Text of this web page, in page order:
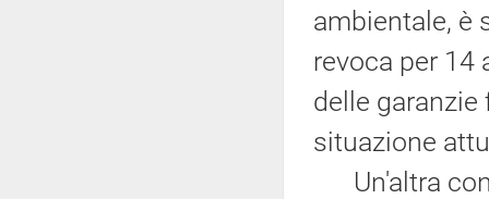
ambientale, è
revoca per 14
delle garanzie
situazione
Un'altra